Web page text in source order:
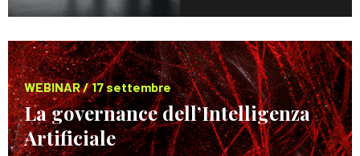
WEBINAR / 17 settembre
La governance dell’Intelligenza
Artificiale